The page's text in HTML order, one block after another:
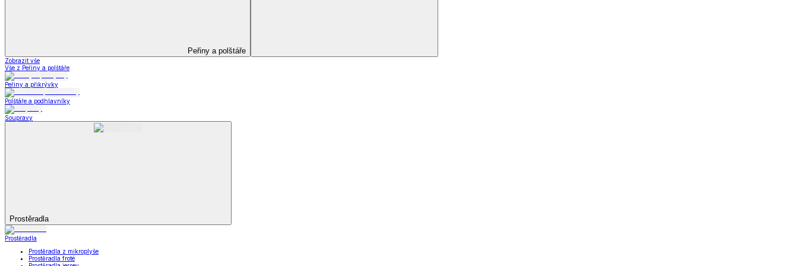
Koupelna
Koupelna
Ručníky a osušky
Koupelnové předložky
Zobrazit vše
Vše z Koupelna
Ručníky a osušky
Koupelnové předložky